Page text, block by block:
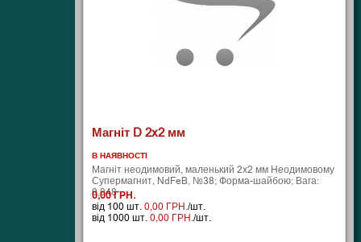
Магніт D 2x2 мм
В НАЯВНОСТІ
Магніт неодимовий, маленький 2х2 мм Неодимовому
Супермагнит, NdFeB, №38; Форма-шайбою; Вага:
0,048 ..
0,00 ГРН.
від 100 шт.0,00 ГРН./шт.
від 1000 шт.0,00 ГРН./шт.